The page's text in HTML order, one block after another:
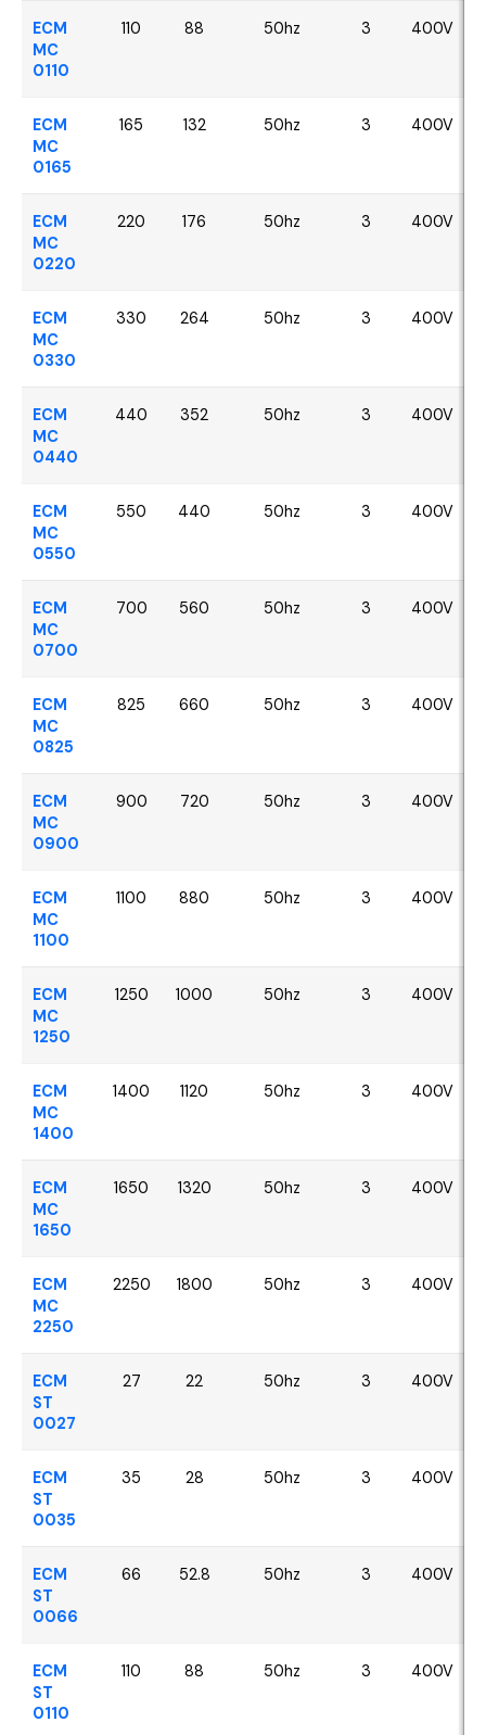
ECM
MC
0110
110 88 50hz 3 400V
ECM
MC
0165
165 132 50hz 3 400V
ECM
MC
0220
220 176 50hz 3 400V
ECM
MC
0330
330 264 50hz 3 400V
ECM
MC
0440
440 352 50hz 3 400V
ECM
MC
0550
550 440 50hz 3 400V
ECM
MC
0700
700 560 50hz 3 400V
ECM
MC
0825
825 660 50hz 3 400V
ECM
MC
0900
900 720 50hz 3 400V
ECM
MC
1100
1100 880 50hz 3 400V
ECM
MC
1250
1250 1000 50hz 3 400V
ECM
MC
1400
1400 1120 50hz 3 400V
ECM
MC
1650
1650 1320 50hz 3 400V
ECM
MC
2250
2250 1800 50hz 3 400V
ECM
ST
0027
27 22 50hz 3 400V
ECM
ST
0035
35 28 50hz 3 400V
ECM
ST
0066
66 52.8 50hz 3 400V
ECM
ST
0110
110 88 50hz 3 400V